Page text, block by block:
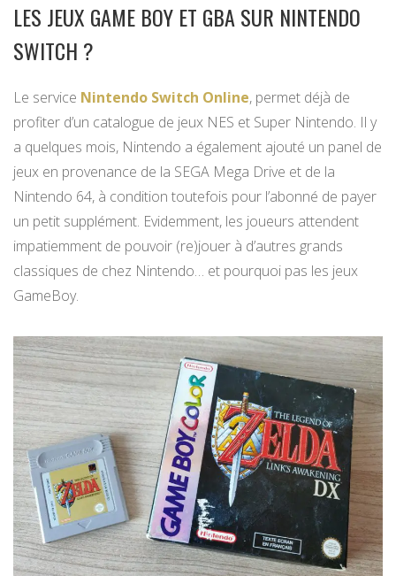
LES JEUX GAME BOY ET GBA SUR NINTENDO
SWITCH ?
Le service Nintendo Switch Online, permet déjà de
profiter d’un catalogue de jeux NES et Super Nintendo. Il y
a quelques mois, Nintendo a également ajouté un panel de
jeux en provenance de la SEGA Mega Drive et de la
Nintendo 64, à condition toutefois pour l’abonné de payer
un petit supplément. Evidemment, les joueurs attendent
impatiemment de pouvoir (re)jouer à d’autres grands
classiques de chez Nintendo… et pourquoi pas les jeux
GameBoy.